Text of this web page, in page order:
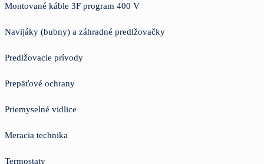
Montované káble 3F program 400 V
Navijáky (bubny) a záhradné predlžovačky
Predlžovacie prívody
Prepäťové ochrany
Priemyselné vidlice
Meracia technika
Termostaty